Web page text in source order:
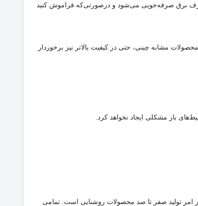
پروژکتور، در مصرف برق صرفه‌جویی می‌شود و درصورتی‌که فراموش کنید
دیگر محصولات مشابه چینی، حتی در کیفیت بالاتر نیز برخوردار
مجرب در امر تولید صفر تا صد محصولات روشنایی است. تمامی